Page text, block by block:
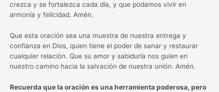
crezca y se fortalezca cada día, y que podamos vivir en
armonía y felicidad. Amén.
Que esta oración sea una muestra de nuestra entrega y
confianza en Dios, quien tiene el poder de sanar y restaurar
cualquier relación. Que su amor y sabiduría nos guíen en
nuestro camino hacia la salvación de nuestra unión. Amén.
Recuerda que la oración es una herramienta poderosa, pero